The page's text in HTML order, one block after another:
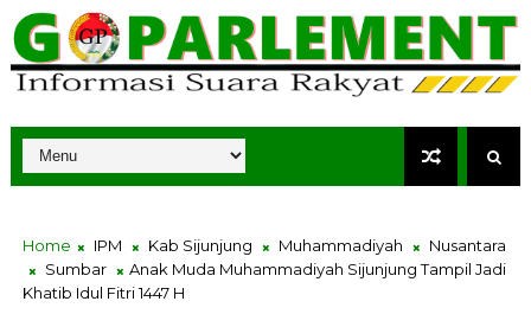
Home IPM Kab Sijunjung Muhammadiyah
Nusantara
Sumbar
Anak Muda Muhammadiyah Sijunjung Tampil Jadi
Khatib Idul Fitri 1447 H